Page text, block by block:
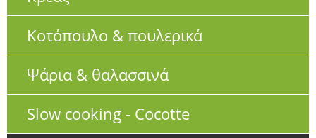
Κοτόπουλο & πουλερικά
Ψάρια & θαλασσινά
Slow cooking - Cocotte